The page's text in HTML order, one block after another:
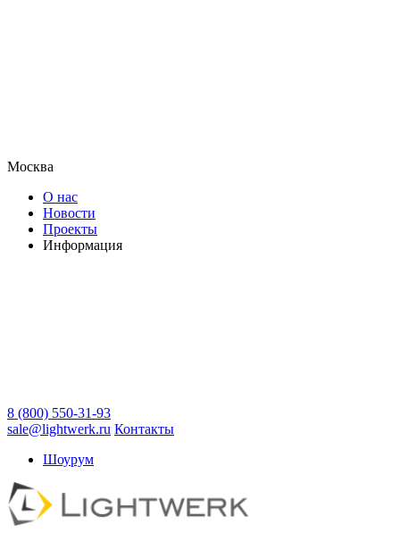
Москва
О нас
Новости
Проекты
Информация
8 (800) 550-31-93
sale@lightwerk.ru Контакты
Шоурум